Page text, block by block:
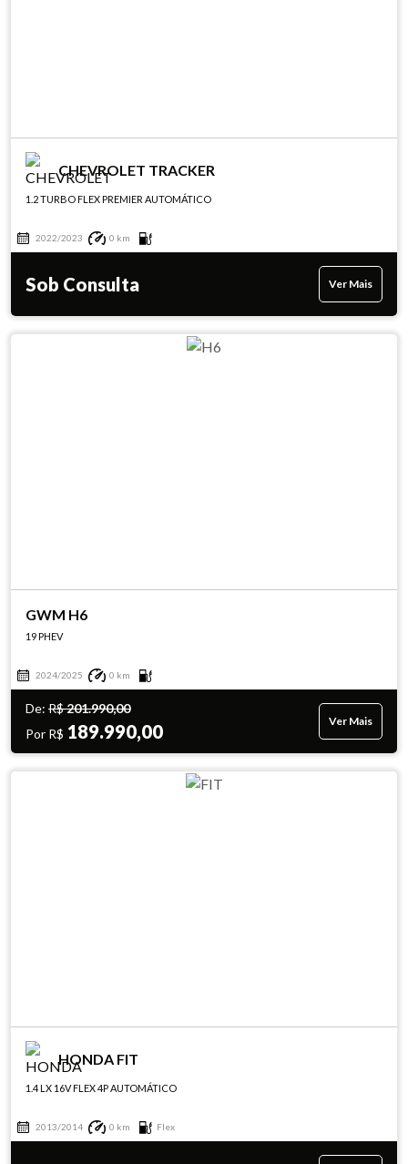
CHEVROLET TRACKER
1.2 TURBO FLEX PREMIER AUTOMÁTICO
2022/2023 0 km
Sob Consulta Ver Mais
GWM H6
19 PHEV
2024/2025 0 km
De: R$201.990,00
Por R$ 189.990,00 Ver Mais
HONDA FIT
1.4 LX 16V FLEX 4P AUTOMÁTICO
2013/2014 0 km Flex